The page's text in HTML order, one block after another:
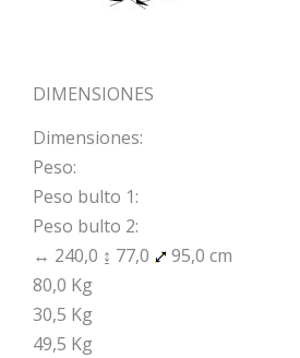
DIMENSIONES
Dimensiones:
Peso:
Peso bulto 1:
Peso bulto 2:
↔ 240,0 ↨ 77,0
95,0 cm
80,0 Kg
30,5 Kg
49,5 Kg